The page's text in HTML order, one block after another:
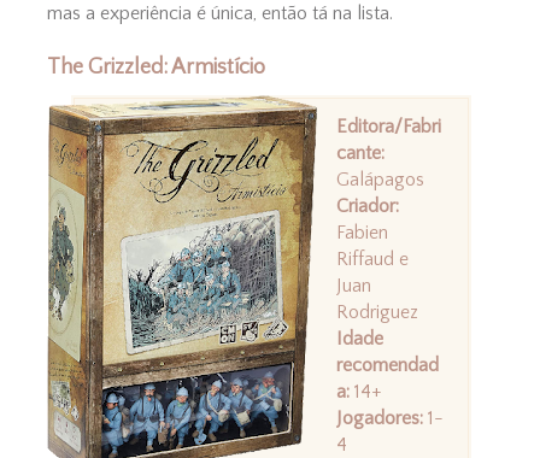
mas a experiência é única, então tá na lista.
The Grizzled: Armistício
Editora/Fabri
cante:
Galápagos
Criador:
Fabien
Riffaud e
Juan
Rodriguez
Idade
recomendad
a:14+
Jogadores:1-
4